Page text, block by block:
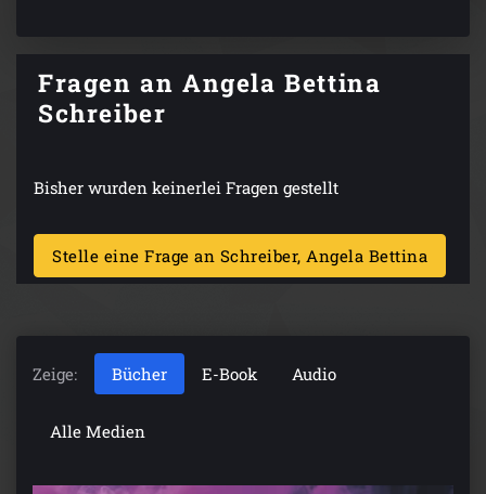
Fragen an Angela Bettina
Schreiber
Bisher wurden keinerlei Fragen gestellt
Stelle eine Frage an Schreiber, Angela Bettina
Zeige: Bücher E-Book Audio
Alle Medien